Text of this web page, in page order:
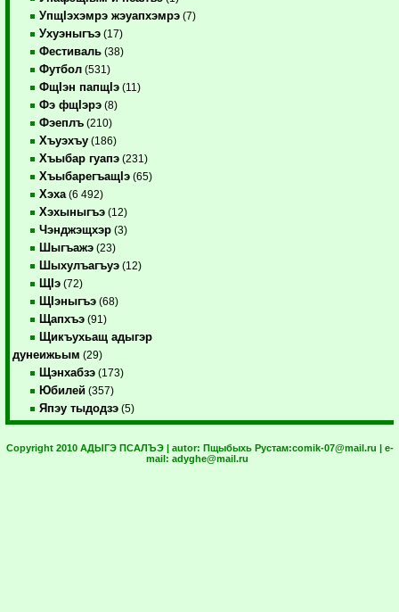
УпщIэхэмрэ жэуапхэмрэ (7)
Ухуэныгъэ (17)
Фестиваль (38)
Футбол (531)
ФщIэн папщIэ (11)
Фэ фщIэрэ (8)
Фэеплъ (210)
Хъуэхъу (186)
Хъыбар гуапэ (231)
ХъыбарегъащIэ (65)
Хэха (6 492)
Хэхыныгъэ (12)
Чэнджэщхэр (3)
Шыгъажэ (23)
Шыхулъагъуэ (12)
ЩIэ (72)
ЩIэныгъэ (68)
Щапхъэ (91)
Щикъухьащ адыгэр
дунеижьым (29)
Щэнхабзэ (173)
Юбилей (357)
Япэу тыдодзэ (5)
Copyright 2010 АДЫГЭ ПСАЛЪЭ | autor: Пщыбыхь Рустам:comik-07@mail.ru | e-
mail: adyghe@mail.ru